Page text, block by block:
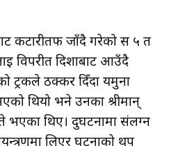
कटारीतर्फ जाँदै गरेको स ५ त
विपरीत दिशाबाट आउँदै
ट्रकले ठक्कर दिँदा यमुना
थियो भने उनका श्रीमान्
भएका थिए। दुर्घटनामा संलग्न